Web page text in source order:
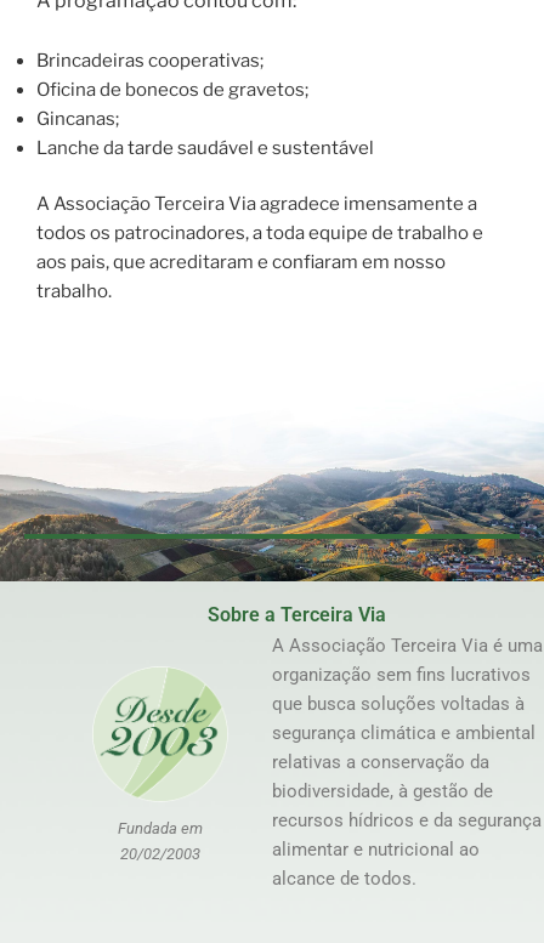
Brincadeiras cooperativas;
Oficina de bonecos de gravetos;
Gincanas;
Lanche da tarde saudável e sustentável
A Associação Terceira Via agradece imensamente a
todos os patrocinadores, a toda equipe de trabalho e
aos pais, que acreditaram e confiaram em nosso
trabalho.
Sobre a Terceira Via
Fundada em
20/02/2003
A Associação Terceira Via é uma
organização sem fins lucrativos
que busca soluções voltadas à
segurança climática e ambiental
relativas a conservação da
biodiversidade, à gestão de
recursos hídricos e da segurança
alimentar e nutricional ao
alcance de todos.